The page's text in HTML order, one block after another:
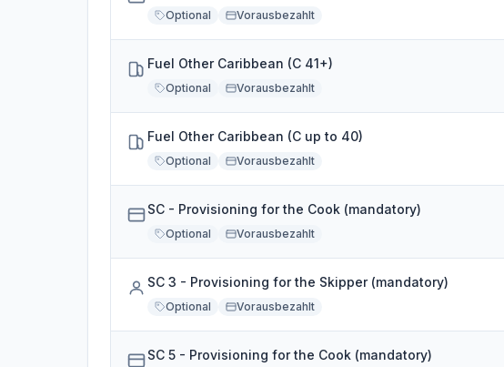
Optional Vorausbezahlt
Fuel Other Caribbean (C 41+)
Optional Vorausbezahlt
Fuel Other Caribbean (C up to 40)
Optional Vorausbezahlt
SC - Provisioning for the Cook (mandatory)
Optional Vorausbezahlt
SC 3 - Provisioning for the Skipper (mandatory)
Optional Vorausbezahlt
SC 5 - Provisioning for the Cook (mandatory)